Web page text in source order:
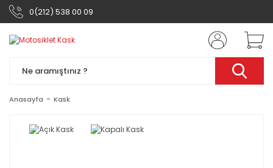
0(212) 538 00 09
Anasayfa Kask